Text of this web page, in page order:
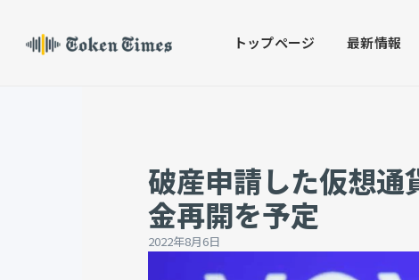
content
トップページ 最新情報
破産申請した仮想通
金再開を予定
2022年8月6日